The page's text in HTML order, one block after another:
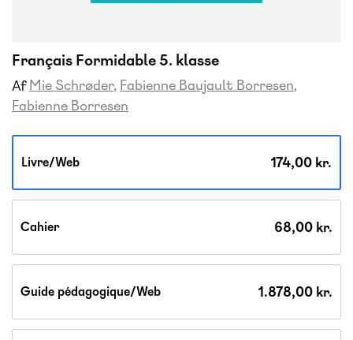
Français Formidable 5. klasse
Af Mie Schrøder Fabienne Baujault Borresen
Fabienne Borresen
Livre/Web 174,00 kr.
Cahier 68,00 kr.
Guide pédagogique/Web 1.878,00 kr.